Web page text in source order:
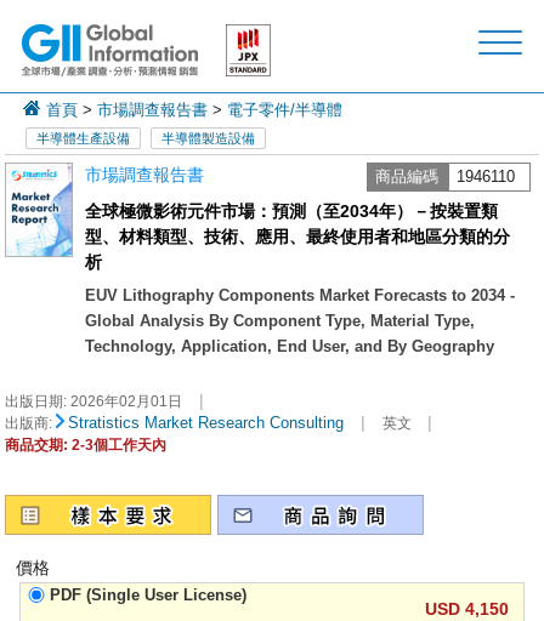
首頁 >市場調查報告書 > 電子零件/半導體
半導體生產設備 半導體製造設備
市場調查報告書 商品編碼 1946110
全球極微影術元件市場：預測（至2034年）－按裝置類
型、材料類型、技術、應用、最終使用者和地區分類的分
析
EUV Lithography Components Market Forecasts to 2034 -
Global Analysis By Component Type, Material Type,
Technology, Application, End User, and By Geography
出版日期:2026年02月01日 |
出版商: Stratistics Market Research Consulting | 英文 |
商品交期: 2-3個工作天內
價格
PDF (Single User License)
USD 4,150